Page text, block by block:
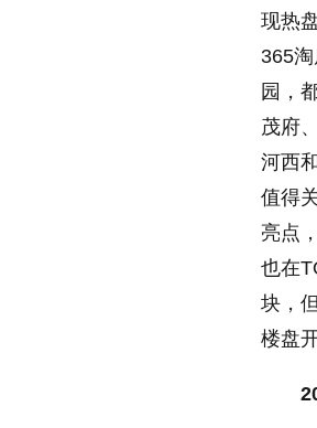
现热
365
园，
茂府
河西
值得
亮点
也在
块，
楼盘